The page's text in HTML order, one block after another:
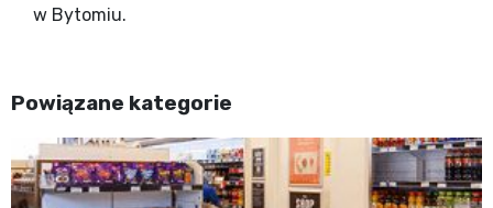
w Bytomiu.
Powiązane kategorie